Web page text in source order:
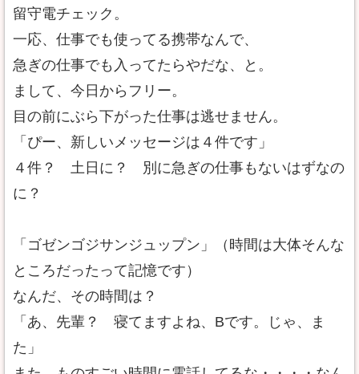
留守電チェック。
一応、仕事でも使ってる携帯なんで、
急ぎの仕事でも入ってたらやだな、と。
まして、今日からフリー。
目の前にぶら下がった仕事は逃せません。
「ぴー、新しいメッセージは４件です」
４件？ 土日に？ 別に急ぎの仕事もないはずなの
に？
「ゴゼンゴジサンジュップン」（時間は大体そんな
ところだったって記憶です）
なんだ、その時間は？
「あ、先輩？ 寝てますよね、Bです。じゃ、ま
た」